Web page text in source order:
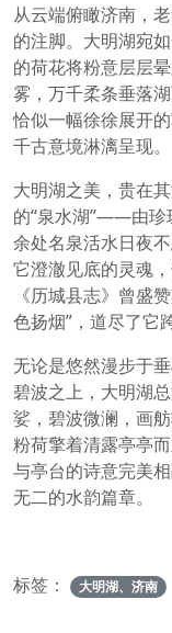
从云端俯瞰济南，
的注脚。大明湖宛
的荷花将粉意层层
雾，万千柔条垂落
恰似一幅徐徐展开
千古意境淋漓呈现。
大明湖之美，贵在
的“泉水湖”——由珍
余处名泉活水日夜
它澄澈见底的灵魂
《历城县志》曾盛
色扬烟”，道尽了它
无论是悠然漫步于
碧波之上，大明湖
娑，碧波微澜，画
粉荷擎着清露亭亭
与亭台的诗意完美
无二的水韵篇章。
标签： 大明湖、济南